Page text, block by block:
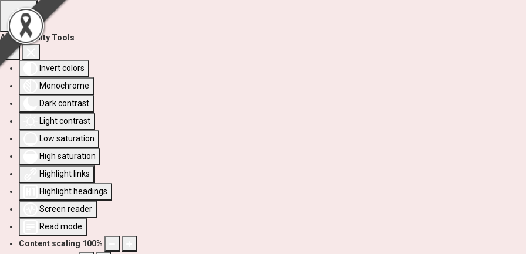
Accessibility Tools
Invert colors
Monochrome
Dark contrast
Light contrast
Low saturation
High saturation
Highlight links
Highlight headings
Screen reader
Read mode
Content scaling 100%